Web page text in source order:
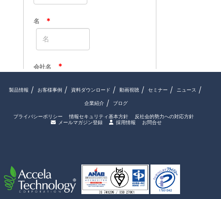
製品情報 お客様事例 資料ダウンロード 動画視聴 セミナー ニュース
企業紹介 ブログ
プライバシーポリシー 情報セキュリティ基本方針
反社会的勢力への対応方針
メールマガジン登録
採用情報 お問合せ